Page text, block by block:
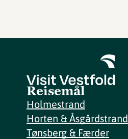
Reisemål
Holmestrand
Horten & Åsgårdstrand
Tønsberg & Færder